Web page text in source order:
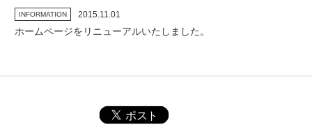
INFORMATION 2015.11.01
ホームページをリニューアルいたしました。